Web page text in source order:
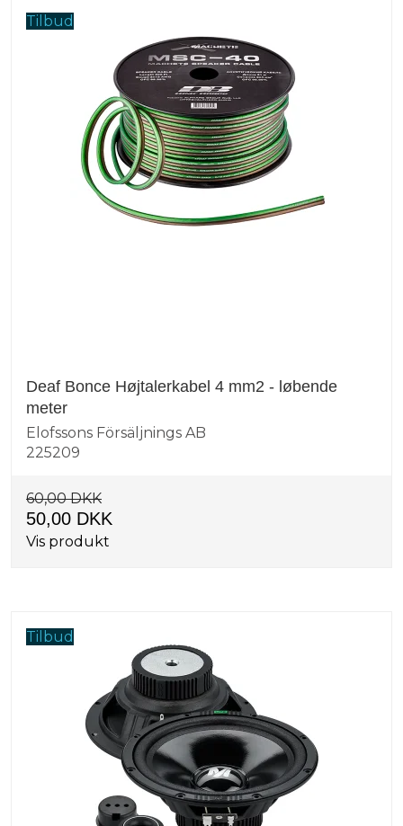
Tilbud
Deaf Bonce Højtalerkabel 4 mm2 - løbende
meter
Elofssons Försäljnings AB
225209
60,00 DKK
50,00 DKK
Vis produkt
Tilbud